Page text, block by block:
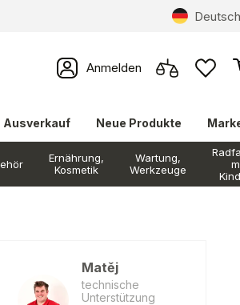
Deutsch
Anmelden
Ausverkauf Neue Produkte
Ernährung,
Kosmetik
Wartung,
Werkzeuge
Matěj
technische
Unterstützung